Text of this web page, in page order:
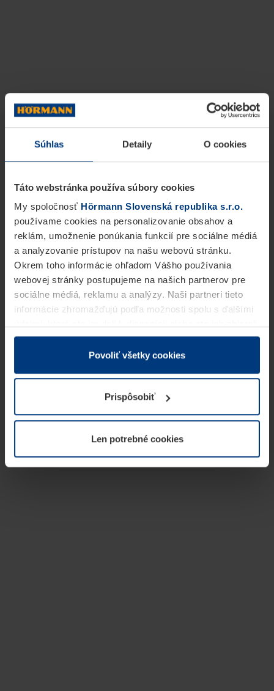
Súhlas Detaily O cookies
Táto webstránka používa súbory cookies
My spoločnosť Hörmann Slovenská republika s.r.o.
používame cookies na personalizovanie obsahov a
reklám, umožnenie ponúkania funkcií pre sociálne médiá
a analyzovanie prístupov na našu webovú stránku.
Okrem toho informácie ohľadom Vášho používania
webovej stránky postupujeme na našich partnerov pre
sociálne médiá, reklamu a analýzy. Naši partneri tieto
informácie zhromažďujú podľa možnosti spolu s ďalšími
v rámci Vášho využívania služieb.
Z právneho hľadiska môžeme cookies ukladať na Vašom
prevádzku tejto stránky. Pre všetky ostatné typy cookie
potrebujeme Vaše povolenie. Vaše povolenie môžete
kedykoľvek zmeniť alebo odvolať vo vysvetlení cookie
našej webovej stránky.
Povoliť všetky cookies
Prispôsobiť
Len potrebné cookies